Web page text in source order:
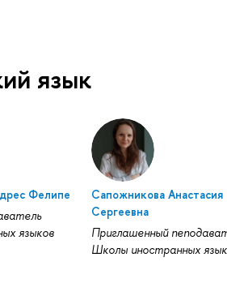
язык
Фелипе
языков
Сапожникова Анастасия
Сергеевна
Приглашенный
Школы иностранных